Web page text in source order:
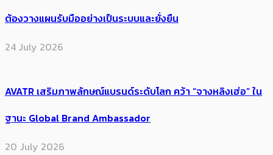
ต้องวางแผนรับมืออย่างเป็นระบบและยั่งยืน
24 July 2026
AVATR เสริมภาพลักษณ์แบรนด์ระดับโลก คว้า “จางหลิงเฮ่อ” ใน
ฐานะ Global Brand Ambassador
20 July 2026